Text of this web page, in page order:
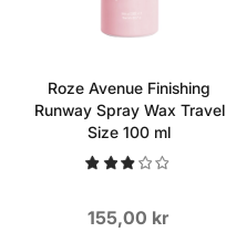
Roze Avenue Finishing
Runway Spray Wax Travel
Size 100 ml
155,00 kr